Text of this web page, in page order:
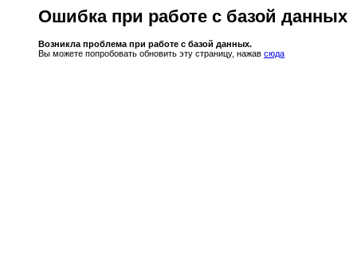
Ошибка при работе с базой данных
Возникла проблема при работе с базой данных.
Вы можете попробовать обновить эту страницу, нажав сюда